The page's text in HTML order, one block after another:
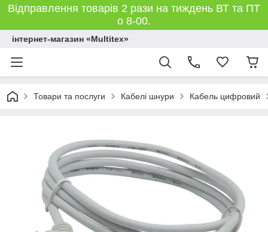
Відправлення товарів 2 рази на тиждень ВТ та ПТ
о 8-00.
інтернет-магазин «Multitex»
Товари та послуги Кабелі шнури Кабель цифровий